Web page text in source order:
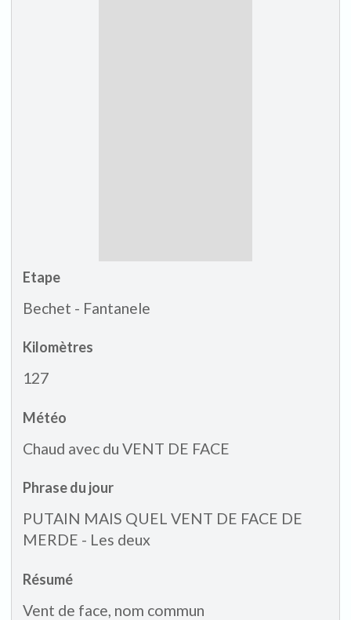
Etape
Bechet - Fantanele
Kilomètres
127
Météo
Chaud avec du VENT DE FACE
Phrase du jour
PUTAIN MAIS QUEL VENT DE FACE DE
MERDE - Les deux
Résumé
Vent de face, nom commun